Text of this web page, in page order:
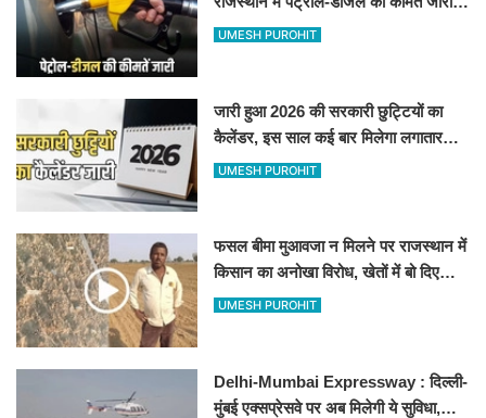
जानिए बीकानेर समेत पुरे प्रदेश में नए रेट
UMESH PUROHIT
जारी हुआ 2026 की सरकारी छुट्टियों का
कैलेंडर, इस साल कई बार मिलेगा लगातार
अवकाश, देखें
UMESH PUROHIT
फसल बीमा मुआवजा न मिलने पर राजस्थान में
किसान का अनोखा विरोध, खेतों में बो दिए
500-500 रुपए के नोट, वीडियो वायरल
UMESH PUROHIT
Delhi-Mumbai Expressway : दिल्ली-
मुंबई एक्सप्रेसवे पर अब मिलेगी ये सुविधा,